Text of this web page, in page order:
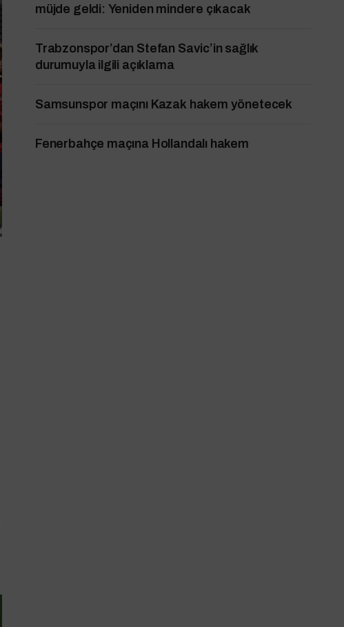
müjde geldi: Yeniden mindere çıkacak
Trabzonspor’dan Stefan Savic’in sağlık
durumuyla ilgili açıklama
Samsunspor maçını Kazak hakem yönetecek
Fenerbahçe maçına Hollandalı hakem